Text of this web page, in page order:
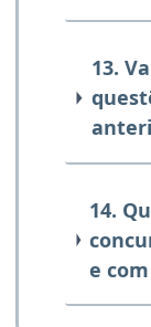
13.
14.
e